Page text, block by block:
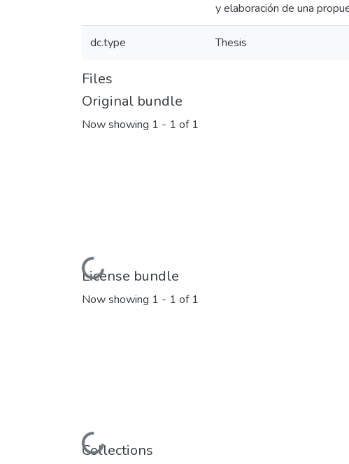
y elaboración de una
dc.type Thesis
Files
Original bundle
Now showing 1 - 1 of 1
Loading...
License bundle
Now showing 1 - 1 of 1
Loading...
Collections